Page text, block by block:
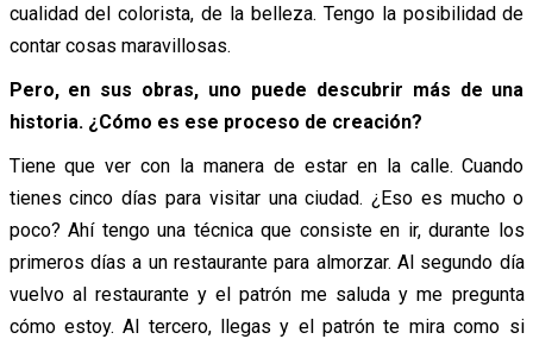
cualidad del colorista, de la belleza. Tengo la posibilidad de
contar cosas maravillosas.
Pero, en sus obras, uno puede descubrir más de una
historia. ¿Cómo es ese proceso de creación?
Tiene que ver con la manera de estar en la calle. Cuando
tienes cinco días para visitar una ciudad. ¿Eso es mucho o
poco? Ahí tengo una técnica que consiste en ir, durante los
primeros días a un restaurante para almorzar. Al segundo día
vuelvo al restaurante y el patrón me saluda y me pregunta
cómo estoy. Al tercero, llegas y el patrón te mira como si